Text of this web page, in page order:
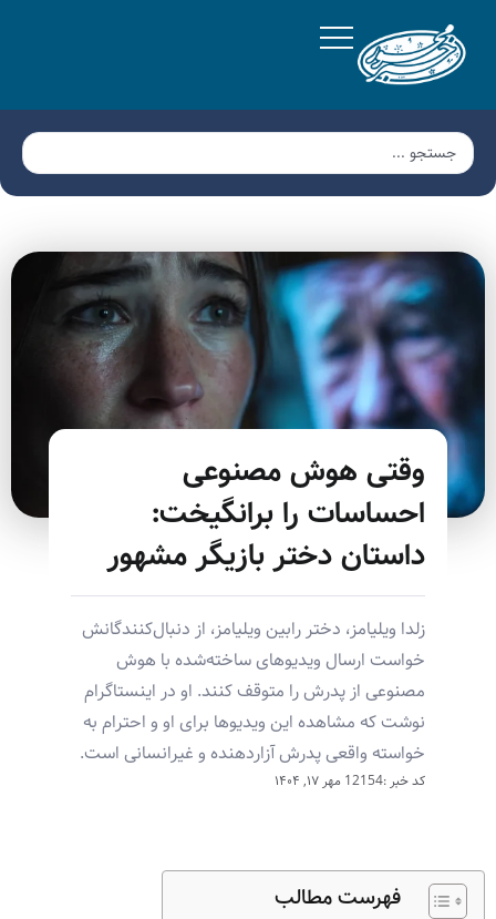
وقتی هوش مصنوعی
احساسات را برانگیخت:
داستان دختر بازیگر مشهور
زلدا ویلیامز، دختر رابین ویلیامز، از دنبال‌کنندگانش
خواست ارسال ویدیوهای ساخته‌شده با هوش
مصنوعی از پدرش را متوقف کنند. او در اینستاگرام
نوشت که مشاهده این ویدیوها برای او و احترام به
خواسته واقعی پدرش آزاردهنده و غیرانسانی است.
کد خبر :12154 مهر ۱۷, ۱۴۰۴
فهرست مطالب